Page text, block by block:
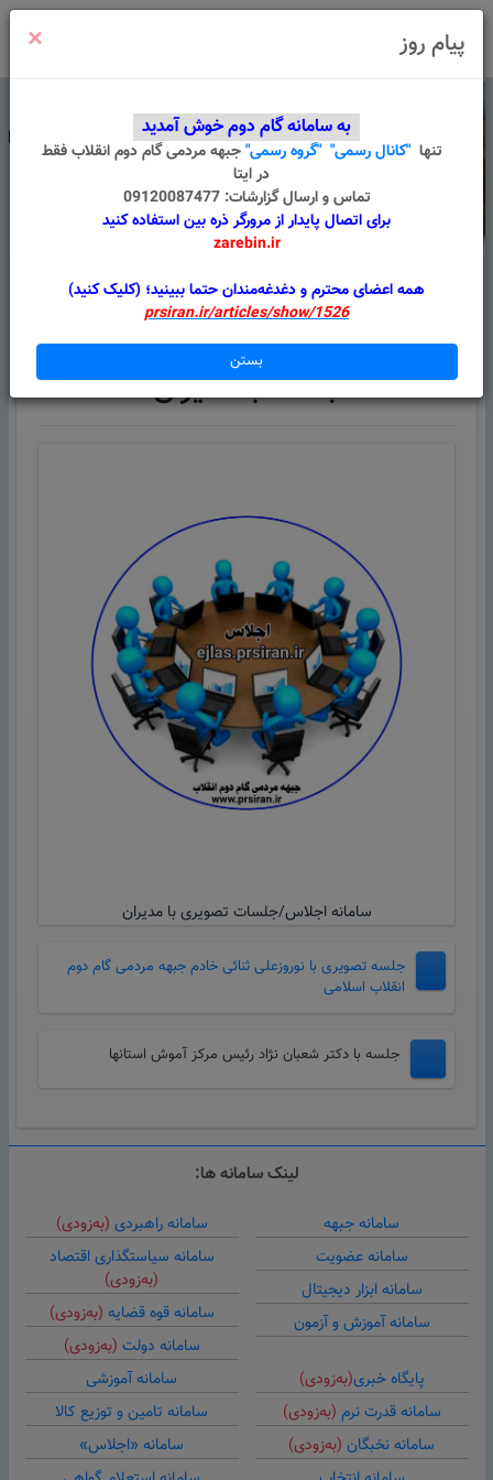
جلسه با مدیران
سامانه اجلاس/جلسات تصویری با مدیران
جلسه تصویری با نوروزعلی ثنائی خادم جبهه مردمی گام دوم
انقلاب اسلامی
جلسه با دکتر شعبان نژاد رئیس مرکز آموش استانها
لینک سامانه ها:
سامانه جبهه
سامانه عضویت
سامانه ابزار دیجیتال
سامانه آموزش و آزمون
سامانه راهبردی (به‌زودی)
سامانه سیاستگذاری اقتصاد
(به‌زودی)
سامانه قوه قضایه (به‌زودی)
سامانه دولت (به‌زودی)
پایگاه خبری(به‌زودی)
سامانه قدرت نرم (به‌زودی)
سامانه نخبگان (به‌زودی)
سامانه آموزشی
سامانه تامین و توزیع کالا
سامانه «اجلاس»
پیام روز ×
به سامانه گام دوم خوش آمدید
تنها "کانال رسمی" "گروه رسمی"جبهه مردمی گام دوم انقلابفقط
در ایتا
تماس و ارسال گزارشات: 09120087477
برای اتصال پایدار از مرورگر ذره بین استفاده کنید
zarebin.ir
همه اعضای محترم و دغدغه‌مندان حتما ببینید؛ (کلیک کنید)
prsiran.ir/articles/show/1526
بستن